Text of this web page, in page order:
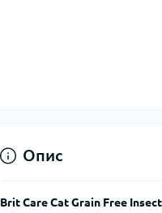
Опис
Brit Care Cat Grain Free